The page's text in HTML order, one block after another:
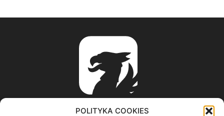
POLITYKA COOKIES